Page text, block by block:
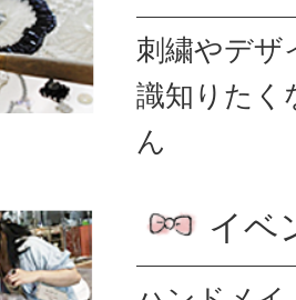
刺繍やデザ
識知りたく
ん
イベ